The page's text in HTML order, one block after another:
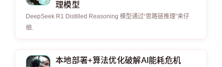
理模型
DeepSeek R1 Distilled Reasoning 模型通过“思路链推理”来仔
细.
本地部署+算法优化破解AI能耗危机